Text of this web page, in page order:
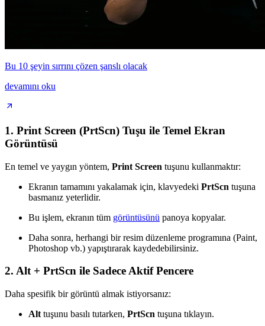
Bu 10 şeyin sırrını çözen şanslı olacak
devamını oku
1. Print Screen (PrtScn) Tuşu ile Temel Ekran
Görüntüsü
En temel ve yaygın yöntem, Print Screen tuşunu kullanmaktır:
Ekranın tamamını yakalamak için, klavyedeki PrtScn tuşuna
basmanız yeterlidir.
Bu işlem, ekranın tüm görüntüsünü panoya kopyalar.
Daha sonra, herhangi bir resim düzenleme programına (Paint,
Photoshop vb.) yapıştırarak kaydedebilirsiniz.
2. Alt + PrtScn ile Sadece Aktif Pencere
Daha spesifik bir görüntü almak istiyorsanız:
Alt tuşunu basılı tutarken, PrtScn tuşuna tıklayın.